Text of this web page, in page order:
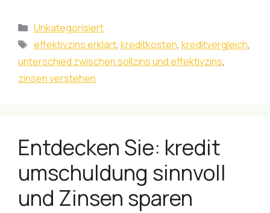
Kategorien
Unkategorisiert
Schlagwörter
effektivzins erklärt, kreditkosten, kreditvergleich,
unterschied zwischen sollzins und effektivzins,
zinsen verstehen
Entdecken Sie: kredit
umschuldung sinnvoll
und Zinsen sparen